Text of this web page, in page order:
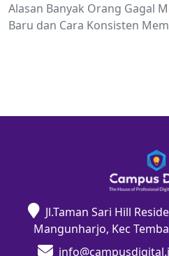
Alasan Banyak Orang Gagal
Baru dan Cara Konsisten
Jl.Taman Sari Hill
Mangunharjo, Kec